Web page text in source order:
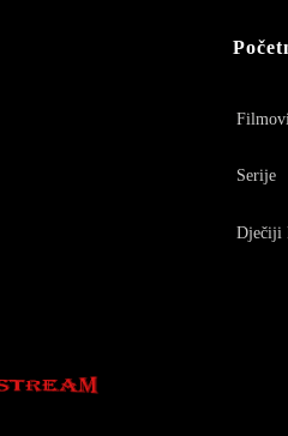
Serije
Dječiji